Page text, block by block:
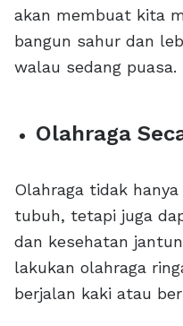
akan membuat kita
bangun sahur dan
walau sedang puasa.
Olahraga
Olahraga tidak
tubuh, tetapi juga
dan kesehatan
lakukan olahraga
berjalan kaki atau